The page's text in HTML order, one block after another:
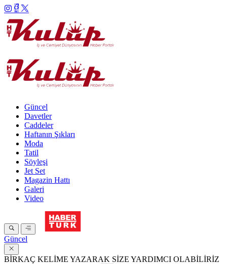
Güncel
Davetler
Caddeler
Haftanın Şıkları
Moda
Tatil
Söyleşi
Jet Set
Magazin Hattı
Galeri
Video
Güncel
BİRKAÇ KELİME YAZARAK SİZE YARDIMCI OLABİLİRİZ